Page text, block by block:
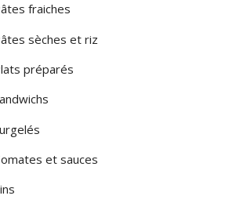
fraiches
sèches et riz
préparés
et sauces